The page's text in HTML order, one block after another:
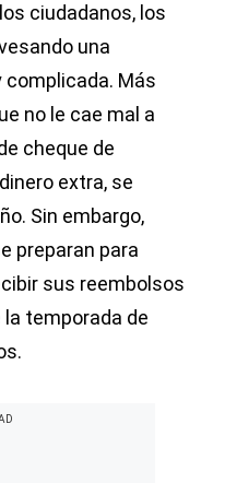
ciudadanos, los
una
Más
no le cae mal a
cheque de
extra, se
Sin embargo,
preparan para
sus reembolsos
temporada de